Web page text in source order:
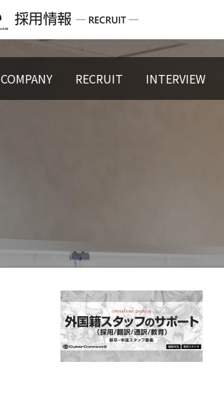
COMPANY RECRUIT INTERVIEW